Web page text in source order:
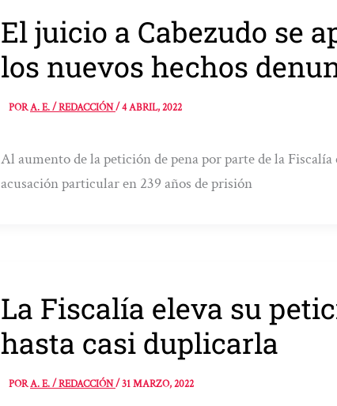
El juicio a Cabezudo se
los nuevos hechos
PORA. E. / REDACCIÓN/4 ABRIL, 2022
Al aumento de la petición de pena por parte de la
acusación particular en 239 años de prisión
La Fiscalía eleva su
hasta casi duplicarla
PORA. E. / REDACCIÓN/31 MARZO, 2022